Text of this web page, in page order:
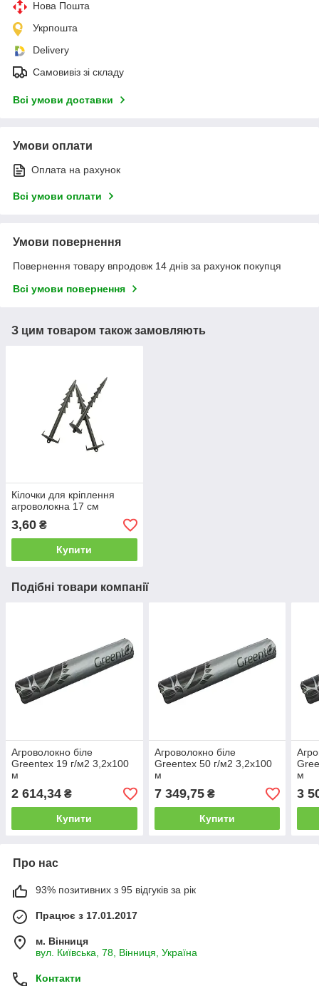
Нова Пошта
Укрпошта
Delivery
Самовивіз зі складу
Всі умови доставки
Умови оплати
Оплата на рахунок
Всі умови оплати
Умови повернення
Повернення товару впродовж 14 днів за рахунок покупця
Всі умови повернення
З цим товаром також замовляють
Кілочки для кріплення
агроволокна 17 см
3,60 ₴
Купити
Подібні товари компанії
Агроволокно біле
Greentex 19 г/м2 3,2x100
м
2 614,34 ₴
Купити
Агроволокно біле
Greentex 50 г/м2 3,2x100
м
7 349,75₴
Купити
м
3
Про нас
93% позитивних з 95 відгуків за рік
Працює з 17.01.2017
м. Вінниця
вул. Київська, 78, Вінниця, Україна
Контакти